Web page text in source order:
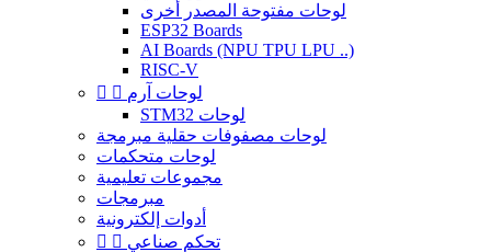
لوحات مفتوحة المصدر أخرى
ESP32 Boards
AI Boards (NPU TPU LPU ..)
RISC-V
  لوحات آرم
STM32 لوحات
لوحات مصفوفات حقلية مبرمجة
لوحات متحكمات
مجموعات تعليمية
مبرمجات
أدوات إلكترونية
  تحكم صناعي